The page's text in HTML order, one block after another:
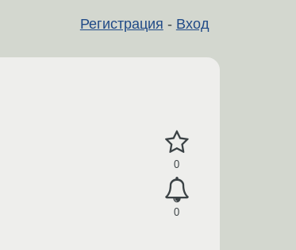
Регистрация - Вход
0
0